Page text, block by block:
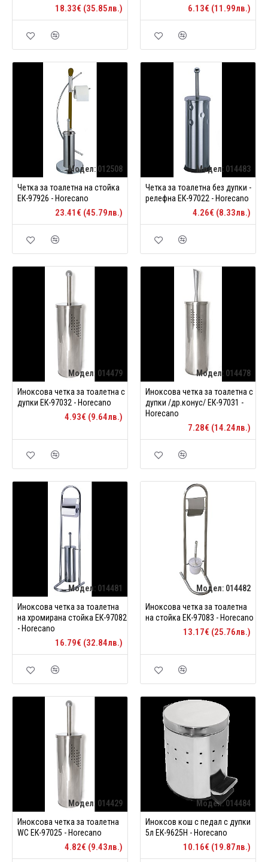
18.33€ (35.85лв.) 6.13€ (11.99лв.)
Модел: 012508
Четка за тоалетна на стойка
ЕК-97926 - Horecano
23.41€ (45.79лв.)
Модел: 014483
Четка за тоалетна без дупки -
релефна ЕК-97022 - Horecano
4.26€ (8.33лв.)
Модел: 014479
Иноксова четка за тоалетна с
дупки ЕК-97032 - Horecano
4.93€ (9.64лв.)
Модел: 014478
Иноксова четка за тоалетна с
дупки /др.конус/ ЕК-97031 -
Horecano
7.28€ (14.24лв.)
Модел: 014481
Иноксова четка за тоалетна
на хромирана стойка ЕК-97082
- Horecano
16.79€ (32.84лв.)
Модел: 014482
Иноксова четка за тоалетна
на стойка ЕК-97083 - Horecano
13.17€ (25.76лв.)
Модел: 014429
Иноксова четка за тоалетна
WC ЕК-97025 - Horecano
4.82€ (9.43лв.)
Модел:014484
Иноксов кош с педал с дупки
5л ЕК-9625H - Horecano
10.16€ (19.87лв.)